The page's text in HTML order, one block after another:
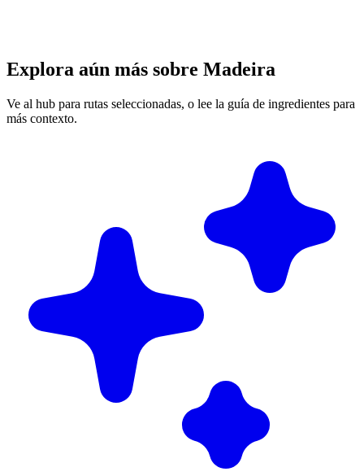
Explora aún más sobre Madeira
Ve al hub para rutas seleccionadas, o lee la guía de ingredientes para
más contexto.